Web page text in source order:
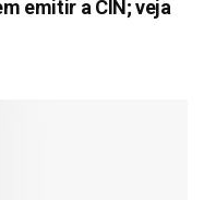
emitir a CIN; veja